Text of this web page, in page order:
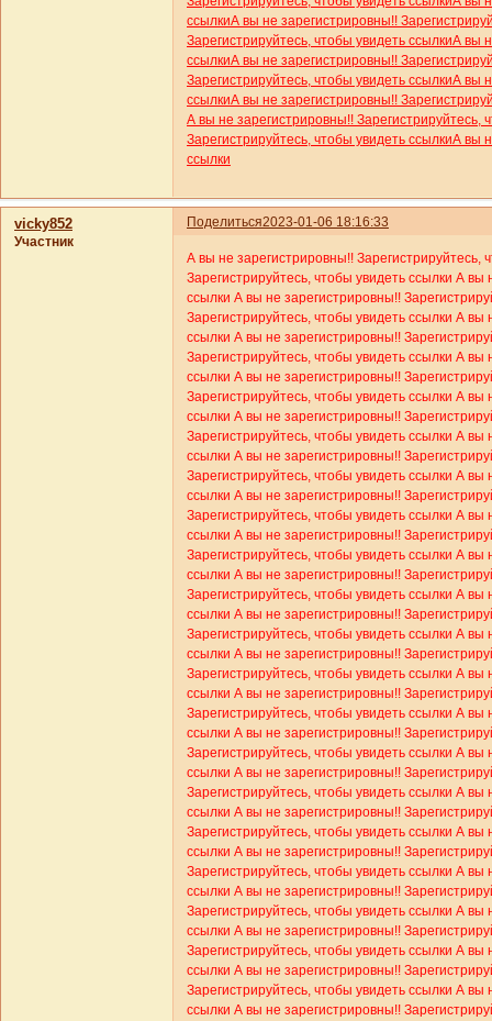
ссылкиА вы не зарегистрировны!!
Зарегистрируйтесь, чтобы увидеть ссылкиА вы
ссылкиА вы не зарегистрировны!!
Зарегистрируйтесь, чтобы увидеть ссылкиА вы
ссылкиА вы не зарегистрировны!!
А вы не зарегистрировны!! Зарегистрируйтесь,
Зарегистрируйтесь, чтобы увидеть ссылкиА вы
ссылки
Поделиться2023-01-06 18:16:33
vicky852
Участник
А вы не зарегистрировны!! Зарегистрируйтесь,
Зарегистрируйтесь, чтобы увидеть ссылки А вы
ссылки А вы не зарегистрировны!!
Зарегистрируйтесь, чтобы увидеть ссылки А вы
ссылки А вы не зарегистрировны!!
Зарегистрируйтесь, чтобы увидеть ссылки А вы
ссылки А вы не зарегистрировны!!
Зарегистрируйтесь, чтобы увидеть ссылки А вы
ссылки А вы не зарегистрировны!!
Зарегистрируйтесь, чтобы увидеть ссылки А вы
ссылки А вы не зарегистрировны!!
Зарегистрируйтесь, чтобы увидеть ссылки А вы
ссылки А вы не зарегистрировны!!
Зарегистрируйтесь, чтобы увидеть ссылки А вы
ссылки А вы не зарегистрировны!!
Зарегистрируйтесь, чтобы увидеть ссылки А вы
ссылки А вы не зарегистрировны!!
Зарегистрируйтесь, чтобы увидеть ссылки А вы
ссылки А вы не зарегистрировны!!
Зарегистрируйтесь, чтобы увидеть ссылки А вы
ссылки А вы не зарегистрировны!!
Зарегистрируйтесь, чтобы увидеть ссылки А вы
ссылки А вы не зарегистрировны!!
Зарегистрируйтесь, чтобы увидеть ссылки А вы
ссылки А вы не зарегистрировны!!
Зарегистрируйтесь, чтобы увидеть ссылки А вы
ссылки А вы не зарегистрировны!!
Зарегистрируйтесь, чтобы увидеть ссылки А вы
ссылки А вы не зарегистрировны!!
Зарегистрируйтесь, чтобы увидеть ссылки А вы
ссылки А вы не зарегистрировны!!
Зарегистрируйтесь, чтобы увидеть ссылки А вы
ссылки А вы не зарегистрировны!!
Зарегистрируйтесь, чтобы увидеть ссылки А вы
ссылки А вы не зарегистрировны!!
Зарегистрируйтесь, чтобы увидеть ссылки А вы
ссылки А вы не зарегистрировны!!
Зарегистрируйтесь, чтобы увидеть ссылки А вы
ссылки А вы не зарегистрировны!!